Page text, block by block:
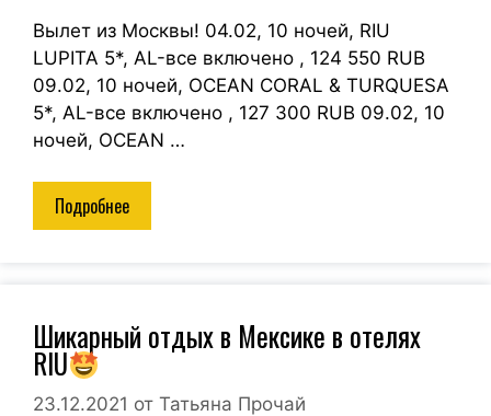
Вылет из Москвы! 04.02, 10 ночей, RIU
LUPITA 5*, AL-все включено , 124 550 RUB
09.02, 10 ночей, OCEAN CORAL & TURQUESA
5*, AL-все включено , 127 300 RUB 09.02, 10
ночей, OCEAN …
Подробнее
Шикарный отдых в Мексике в отелях
RIU
23.12.2021 от Татьяна Прочай